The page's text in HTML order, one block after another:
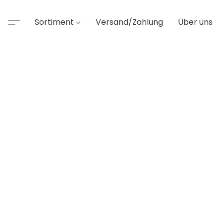
Sortiment Versand/Zahlung Über uns